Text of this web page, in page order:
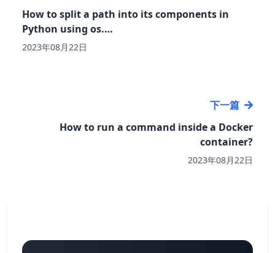
How to split a path into its components in
Python using os.…
2023年08月22日
下一篇
How to run a command inside a Docker
container?
2023年08月22日